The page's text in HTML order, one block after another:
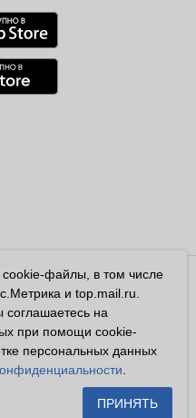
ОГРН 1032700302194
сайте имеет
восприниматься
оферта, предусмотренная
файлы, в том числе
и top.mail.ru.
на
при помощи cookie-
персональных данных
ПРИНЯТЬ